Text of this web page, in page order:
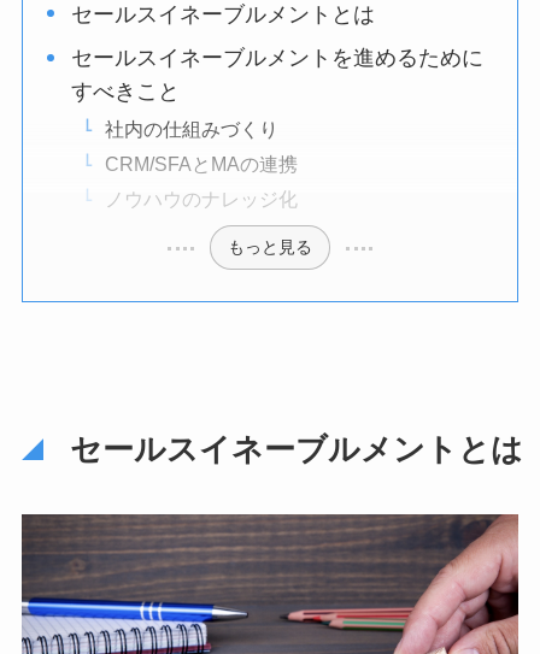
セールスイネーブルメントとは
セールスイネーブルメントを進めるために
すべきこと
社内の仕組みづくり
CRM/SFAとMAの連携
ノウハウのナレッジ化
もっと見る
セールスイネーブルメントとは